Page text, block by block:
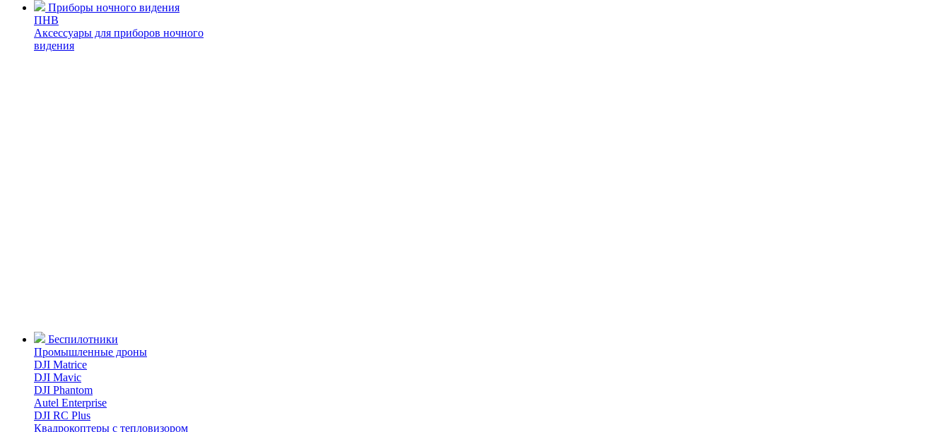
Приборы ночного видения
ПНВ
Аксессуары для приборов ночного
видения
Беспилотники
Промышленные дроны
DJI Matrice
DJI Mavic
DJI Phantom
Autel Enterprise
DJI RC Plus
Квадрокоптеры с тепловизором